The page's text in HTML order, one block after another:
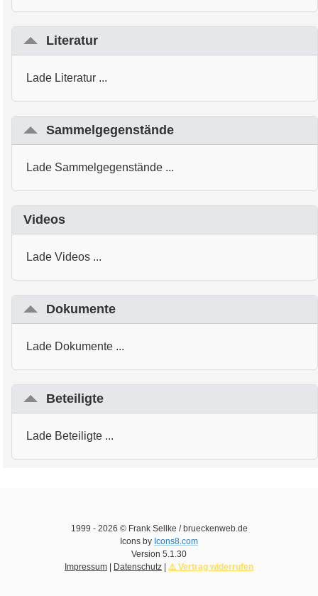
Literatur
Lade Literatur ...
Sammelgegenstände
Lade Sammelgegenstände ...
Videos
Lade Videos ...
Dokumente
Lade Dokumente ...
Beteiligte
Lade Beteiligte ...
1999 - 2026 © Frank Sellke / brueckenweb.de
Icons by Icons8.com
Version 5.1.30
Impressum | Datenschutz | ⚠️ Vertrag widerrufen